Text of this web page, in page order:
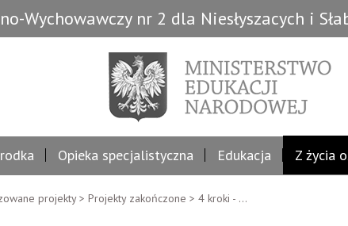
Wychowawczy nr 2 dla Niesłyszacych i
Opieka specjalistyczna Edukacja Z życia
projekty> Projekty zakończone > 4 kroki - ...